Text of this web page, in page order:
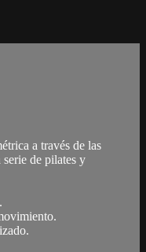
a través de las
de pilates y